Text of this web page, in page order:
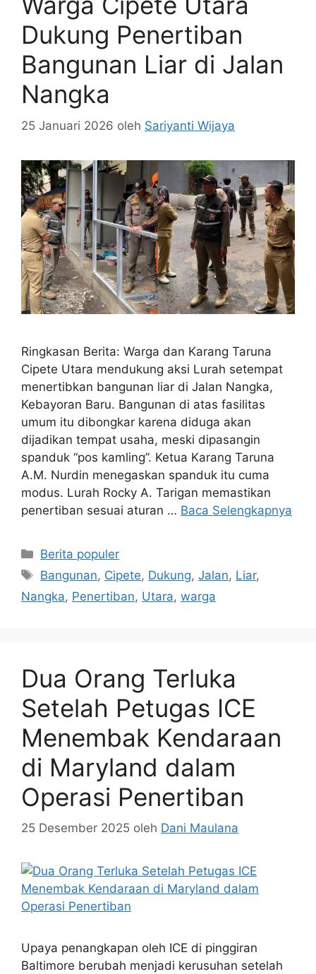
Dukung Penertiban
Bangunan Liar di Jalan
Nangka
25 Januari 2026 oleh Sariyanti Wijaya
Ringkasan Berita: Warga dan Karang Taruna
Cipete Utara mendukung aksi Lurah setempat
menertibkan bangunan liar di Jalan Nangka,
Kebayoran Baru. Bangunan di atas fasilitas
umum itu dibongkar karena diduga akan
dijadikan tempat usaha, meski dipasangin
spanduk “pos kamling”. Ketua Karang Taruna
A.M. Nurdin menegaskan spanduk itu cuma
modus. Lurah Rocky A. Tarigan memastikan
penertiban sesuai aturan … Baca Selengkapnya
Kategori
Berita populer
Tag
Bangunan, Cipete, Dukung,Jalan, Liar,
Nangka, Penertiban, Utara, warga
Dua Orang Terluka
Setelah Petugas ICE
Menembak Kendaraan
di Maryland dalam
Operasi Penertiban
25 Desember 2025 oleh Dani Maulana
Upaya penangkapan oleh ICE di pinggiran
Baltimore berubah menjadi kerusuhan setelah